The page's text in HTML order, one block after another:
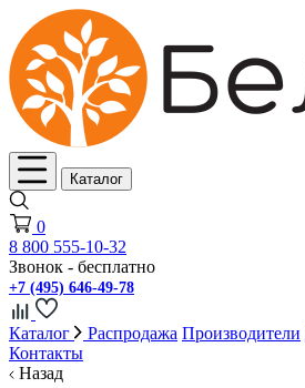
Каталог
0
8 800 555-10-32
Звонок - бесплатно
+7 (495) 646-49-78
Каталог Распродажа Производители
Контакты
Назад